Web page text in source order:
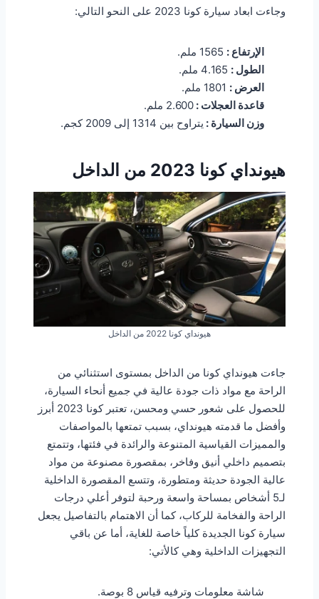
وجاءت ابعاد سيارة كونا 2023 على النحو التالي:
الإرتفاع :
الطول :
العرض :
قاعدة العجلات : 2.600 ملم.
وزن السيارة : يتراوح بين 1314 إلى 2009 كجم.
هيونداي كونا 2023 من الداخل
هيونداي كونا 2022 من الداخل
جاءت هيونداي كونا من الداخل بمستوى استثنائي من
الراحة مع مواد ذات جودة عالية في جميع أنحاء السيارة،
للحصول على شعور حسي ومحسن، تعتبر كونا 2023 أبرز
وأفضل ما قدمته هيونداي، بسبب تمتعها بالمواصفات
والمميزات القياسية المتنوعة والرائدة في فئتها، وتتمتع
بتصميم داخلي أنيق وفاخر، بمقصورة مصنوعة من مواد
عالية الجودة حديثة ومتطورة، وتتسع المقصورة الداخلية
لـ5 أشخاص بمساحة واسعة ورحبة لتوفر أعلي درجات
الراحة والفخامة للركاب، كما أن الاهتمام بالتفاصيل يجعل
سيارة كونا الجديدة كلياً خاصة للغاية، أما عن باقي
التجهيزات الداخلية وهي كالأتي:
شاشة معلومات وترفيه قياس 8 بوصة.